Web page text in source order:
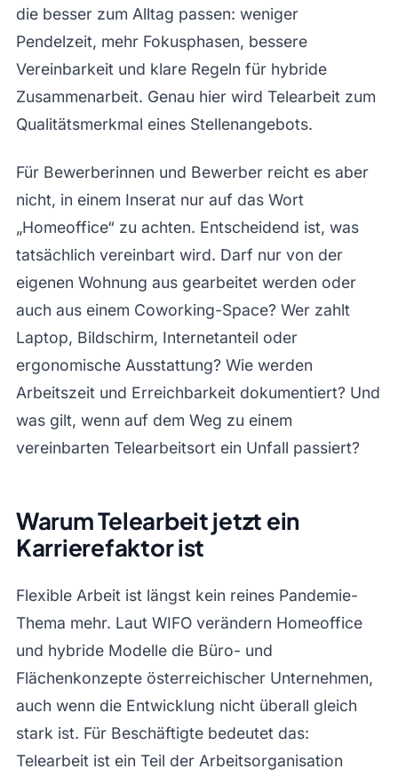
die besser zum Alltag passen: weniger
Pendelzeit, mehr Fokusphasen, bessere
Vereinbarkeit und klare Regeln für hybride
Zusammenarbeit. Genau hier wird Telearbeit zum
Qualitätsmerkmal eines Stellenangebots.
Für Bewerberinnen und Bewerber reicht es aber
nicht, in einem Inserat nur auf das Wort
„Homeoffice“ zu achten. Entscheidend ist, was
tatsächlich vereinbart wird. Darf nur von der
eigenen Wohnung aus gearbeitet werden oder
auch aus einem Coworking-Space? Wer zahlt
Laptop, Bildschirm, Internetanteil oder
ergonomische Ausstattung? Wie werden
Arbeitszeit und Erreichbarkeit dokumentiert? Und
was gilt, wenn auf dem Weg zu einem
vereinbarten Telearbeitsort ein Unfall passiert?
Warum Telearbeit jetzt ein
Karrierefaktor ist
Flexible Arbeit ist längst kein reines Pandemie-
Thema mehr. Laut WIFO verändern Homeoffice
und hybride Modelle die Büro- und
Flächenkonzepte österreichischer Unternehmen,
auch wenn die Entwicklung nicht überall gleich
stark ist. Für Beschäftigte bedeutet das:
Telearbeit ist ein Teil der Arbeitsorganisation